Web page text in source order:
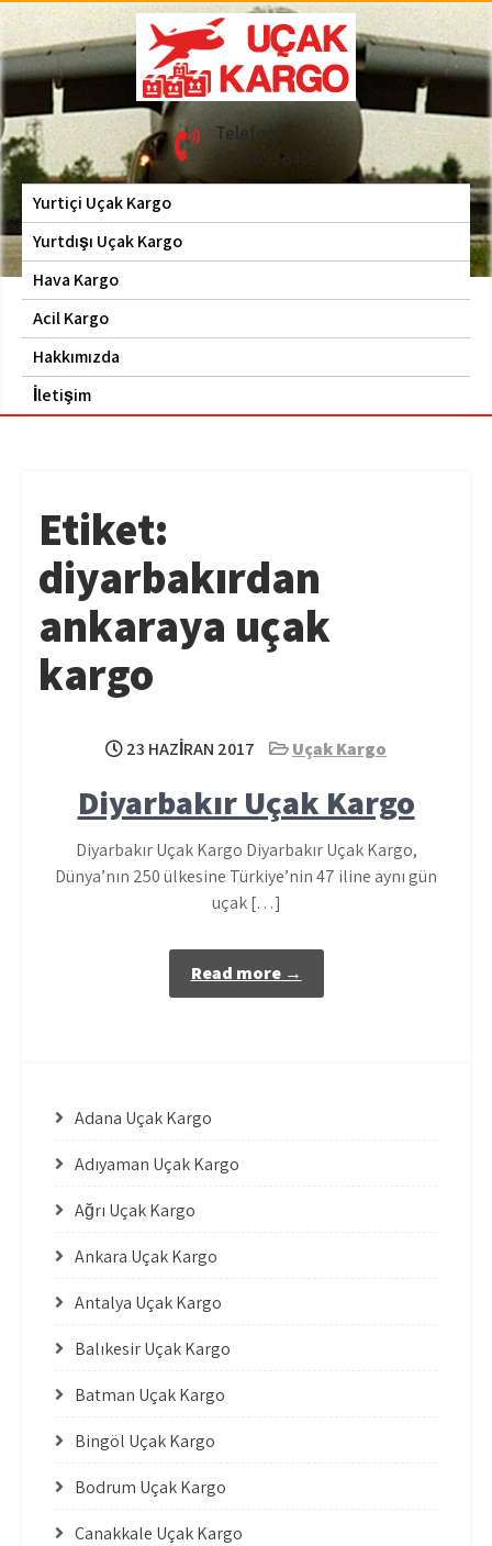
Skip
to
content
Hava Kargo | Acil Kargo
| 0535 653 6408
Uçak Kargo Telefon
0535 653 6408
Yurtiçi Uçak Kargo
Yurtdışı Uçak Kargo
Hava Kargo
Acil Kargo
Hakkımızda
İletişim
Etiket:
diyarbakırdan
ankaraya uçak
kargo
23 HAZIRAN 2017 Uçak Kargo
Diyarbakır Uçak Kargo
Diyarbakır Uçak Kargo Diyarbakır Uçak Kargo,
Dünya’nın 250 ülkesine Türkiye’nin 47 iline aynı gün
uçak […]
Read more →
Adana Uçak Kargo
Adıyaman Uçak Kargo
Ağrı Uçak Kargo
Ankara Uçak Kargo
Antalya Uçak Kargo
Balıkesir Uçak Kargo
Batman Uçak Kargo
Bingöl Uçak Kargo
Bodrum Uçak Kargo
Çanakkale Uçak Kargo